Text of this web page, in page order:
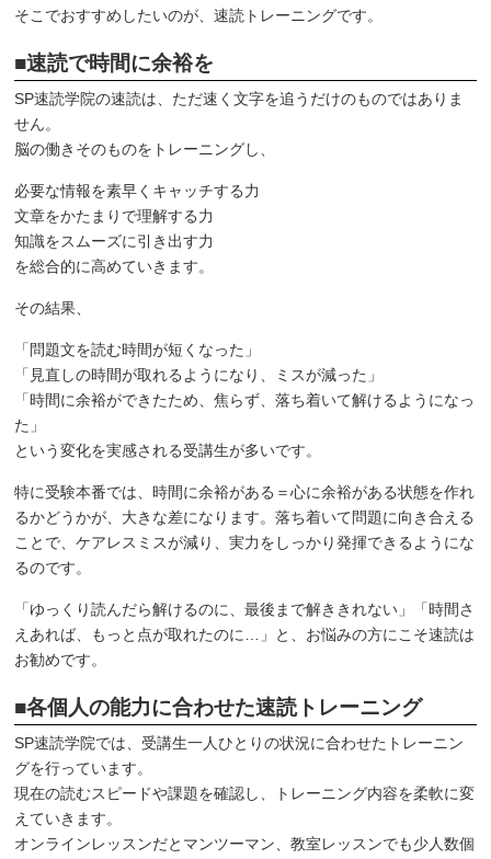
そこでおすすめしたいのが、速読トレーニングです。
■速読で時間に余裕を
SP速読学院の速読は、ただ速く文字を追うだけのものではありま
せん。
脳の働きそのものをトレーニングし、
必要な情報を素早くキャッチする力
文章をかたまりで理解する力
知識をスムーズに引き出す力
を総合的に高めていきます。
その結果、
「問題文を読む時間が短くなった」
「見直しの時間が取れるようになり、ミスが減った」
「時間に余裕ができたため、焦らず、落ち着いて解けるようになっ
た」
という変化を実感される受講生が多いです。
特に受験本番では、時間に余裕がある＝心に余裕がある状態を作れ
るかどうかが、大きな差になります。落ち着いて問題に向き合える
ことで、ケアレスミスが減り、実力をしっかり発揮できるようにな
るのです。
「ゆっくり読んだら解けるのに、最後まで解ききれない」「時間さ
えあれば、もっと点が取れたのに…」と、お悩みの方にこそ速読は
お勧めです。
■各個人の能力に合わせた速読トレーニング
SP速読学院では、受講生一人ひとりの状況に合わせたトレーニン
グを行っています。
現在の読むスピードや課題を確認し、トレーニング内容を柔軟に変
えていきます。
オンラインレッスンだとマンツーマン、教室レッスンでも少人数個